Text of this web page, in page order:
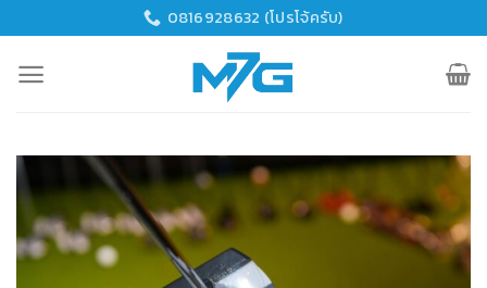
content
0816928632 (โปรโจ้ครับ)